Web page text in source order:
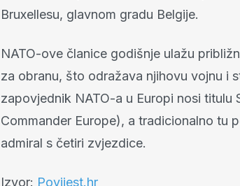
Bruxellesu, glavnom gradu Belgije.
NATO-ove članice godišnje ulažu
za obranu, što odražava njihovu vojnu i
zapovjednik NATO-a u Europi nosi titulu
Commander Europe), a tradicionalno tu
admiral s četiri zvjezdice.
Izvor: Povijest.hr